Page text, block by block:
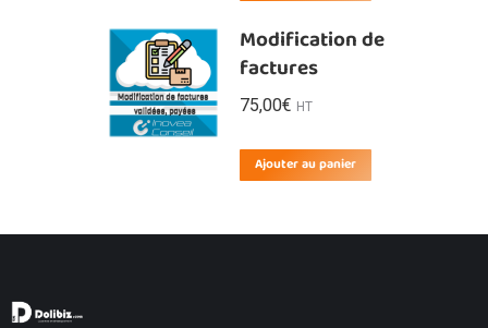
Modification de
factures
75,00€ HT
Ajouter au panier